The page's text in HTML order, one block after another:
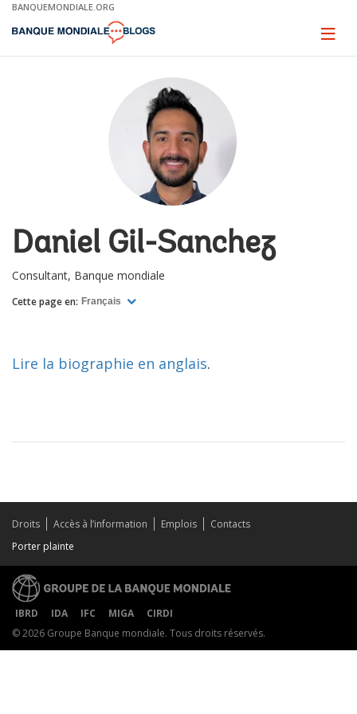
Skip
Main
BANQUEMONDIALE.ORG
Page
Daniel Gil-Sanchez
Consultant, Banque mondiale
Cette page en: Français
Lire la biographie en anglais.
Droits Accès à l’information Emplois
Contacts
Porter plainte
IBRD IDA IFC MIGA
CIRDI
© 2026 Groupe Banque mondiale. Tous droits réservés.